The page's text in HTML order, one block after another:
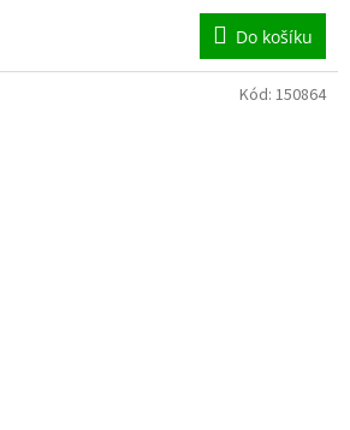
Do košíku
Kód: 150864